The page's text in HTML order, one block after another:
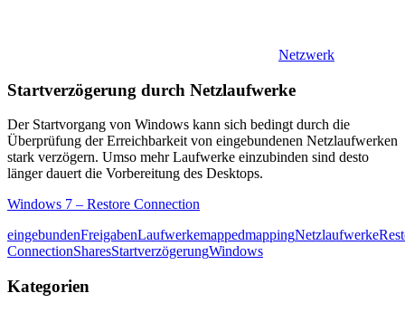
Netzwerk
Startverzögerung durch Netzlaufwerke
Der Startvorgang von Windows kann sich bedingt durch die
Überprüfung der Erreichbarkeit von eingebundenen Netzlaufwerken
stark verzögern. Umso mehr Laufwerke einzubinden sind desto
länger dauert die Vorbereitung des Desktops.
Windows 7 – Restore Connection
eingebundenFreigabenLaufwerkemappedmappingNetzlaufwerke
ConnectionSharesStartverzögerungWindows
Kategorien